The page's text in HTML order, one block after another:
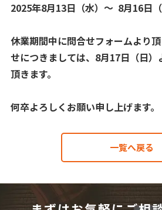
2025年8月13日（水）～ 8月16日（
休業期間中に問合せフォームより
せにつきましては、8月17日（日
頂きます。
何卒よろしくお願い申し上げます。
一覧へ戻る